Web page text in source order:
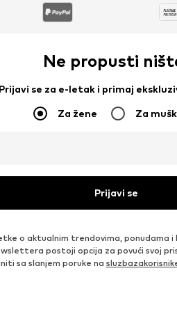
Ne propusti
Prijavi se za e-letak i primaj
Za žene Za
Prijavi se
o aktualnim trendovima, ponudama i
postoji opcija za povući svoj
sa slanjem poruke na